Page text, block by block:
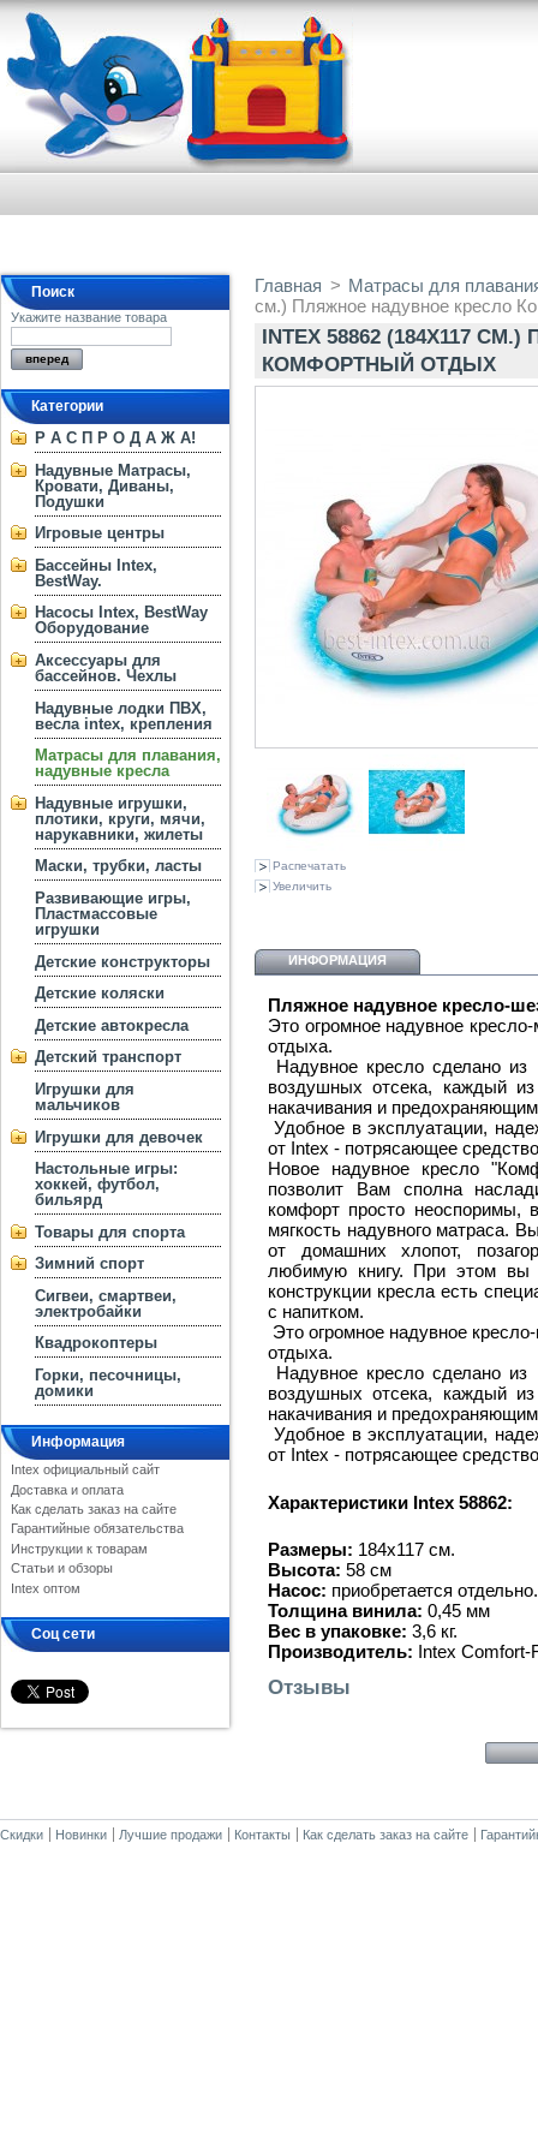
Поиск
Укажите название товара
Категории
Р А С П Р О Д А Ж А!
Надувные Матрасы,
Кровати, Диваны,
Подушки
Игровые центры
Бассейны Intex,
BestWay.
Насосы Intex, BestWay
Оборудование
Аксессуары для
бассейнов. Чехлы
Надувные лодки ПВХ,
весла intex, крепления
Матрасы для плавания,
надувные кресла
Надувные игрушки,
плотики, круги, мячи,
нарукавники, жилеты
Маски, трубки, ласты
Развивающие игры,
Пластмассовые
игрушки
Детские конструкторы
Детские коляски
Детские автокресла
Детский транспорт
Игрушки для
мальчиков
Игрушки для девочек
Настольные игры:
хоккей, футбол,
бильярд
Товары для спорта
Зимний спорт
Сигвеи, смартвеи,
электробайки
Квадрокоптеры
Горки, песочницы,
домики
Информация
Intex официальный сайт
Доставка и оплата
Как сделать заказ на сайте
Гарантийные обязательства
Инструкции к товарам
Статьи и обзоры
Intex оптом
Соц сети
Главная > Матрасы для
см.) Пляжное надувное кресло
INTEX 58862 (184Х117
КОМФОРТНЫЙ ОТДЫХ
Распечатать
Увеличить
ИНФОРМАЦИЯ
Пляжное надувное кресло-
Это огромное надувное
отдыха.
Надувное кресло сделано
воздушных отсека, каждый
накачивания и
Удобное в эксплуатации,
от Intex - потрясающее
Новое надувное кресло
позволит Вам сполна
комфорт просто неоспоримы,
мягкость надувного матраса.
от домашних хлопот,
любимую книгу. При этом вы
конструкции кресла есть
с напитком.
Это огромное надувное
отдыха.
Надувное кресло сделано
воздушных отсека, каждый
накачивания и
Удобное в эксплуатации,
от Intex - потрясающее
Характеристики Intex 58862:
Размеры: 184х117 см.
Высота: 58 см
Насос: приобретается отдельно.
Толщина винила: 0,45 мм
Вес в упаковке: 3,6 кг.
Производитель: Intex Comfort-
Отзывы
Скидки Новинки Лучшие продажи Контакты Как сделать заказ на сайте